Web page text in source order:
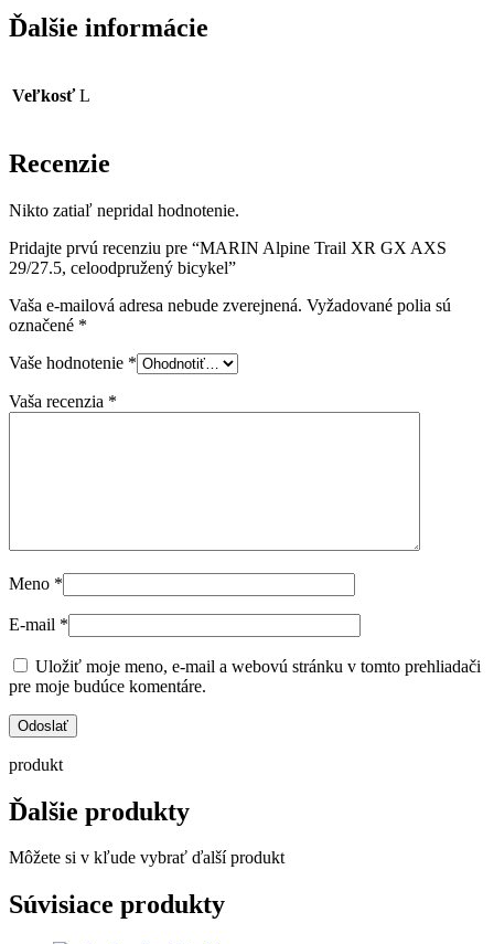
Ďalšie informácie
Veľkosť L
Recenzie
Nikto zatiaľ nepridal hodnotenie.
Pridajte prvú recenziu pre “MARIN Alpine Trail XR GX AXS
29/27.5, celoodpružený bicykel”
Vaša e-mailová adresa nebude zverejnená. Vyžadované polia sú
označené *
Vaše hodnotenie *
Vaša recenzia *
Meno *
E-mail *
Uložiť moje meno, e-mail a webovú stránku v tomto prehliadači
pre moje budúce komentáre.
produkt
Ďalšie produkty
Môžete si v kľude vybrať ďalší produkt
Súvisiace produkty